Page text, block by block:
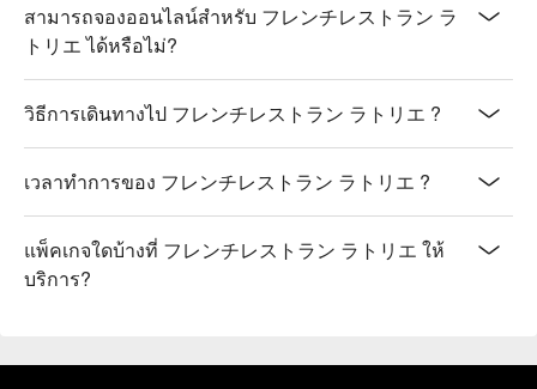
สามารถจองออนไลน์สำหรับ フレンチレストラン ラ
トリエ ได้หรือไม่?
วิธีการเดินทางไป フレンチレストラン ラトリエ ?
เวลาทำการของ フレンチレストラン ラトリエ ?
แพ็คเกจใดบ้างที่ フレンチレストラン ラトリエ ให้
บริการ?